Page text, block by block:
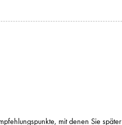
mit denen Sie später